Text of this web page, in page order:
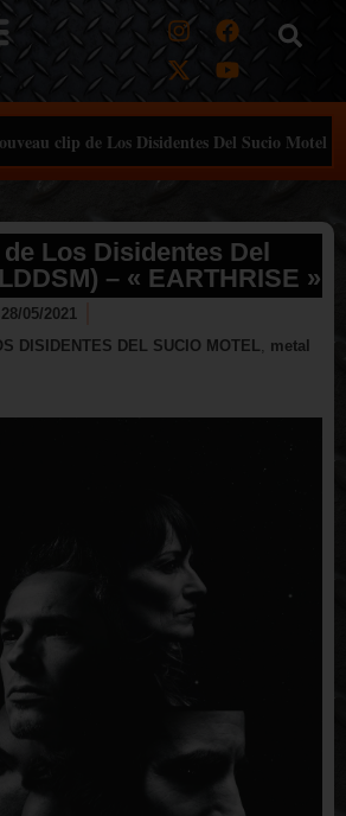
clip de Los Disidentes Del Sucio Motel
Los Disidentes Del
– « EARTHRISE »
28/05/2021
DISIDENTES DEL SUCIO MOTEL
metal